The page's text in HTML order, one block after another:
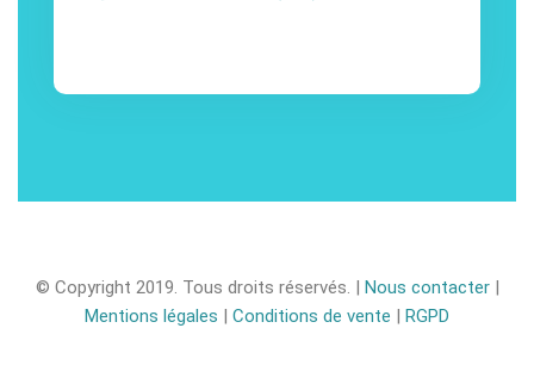
© Copyright 2019. Tous droits réservés. | Nous contacter|
Mentions légales | Conditions de vente | RGPD